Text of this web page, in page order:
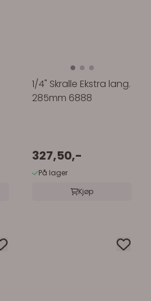
1/4" Skralle Ekstra lang.
285mm 6888
327,50,-
På lager
Kjøp